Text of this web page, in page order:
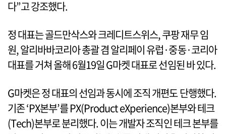
다”고 강조했다.
정 대표는 골드만삭스와 크레디트스위스, 쿠팡 재무 임
원, 알리바바코리아 총괄 겸 알리페이 유럽·중동·코리아
대표를 거쳐 올해 6월19일 G마켓 대표로 선임된 바 있다.
G마켓은 정 대표의 선임과 동시에 조직 개편도 단행했다.
기존 ‘PX본부’를 PX(Product eXperience)본부와 테크
(Tech)본부로 분리했다. 이는 개발자 조직인 테크 본부를